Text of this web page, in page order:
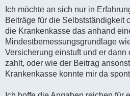
Ich möchte an sich nur in
Beiträge für die Selbstständigkeit
die Krankenkasse das anhand
Mindestbemessungsgrundlage
Versicherung einstuft und er dann
zahlt, oder wie der Beitrag
Krankenkasse konnte mir da